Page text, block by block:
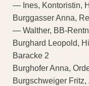
— Ines, Kontoristin,
Burggasser Anna,
— Walther, BB-
Burghard Leopold,
Baracke 2
Burghofer Anna,
Burgschweiger